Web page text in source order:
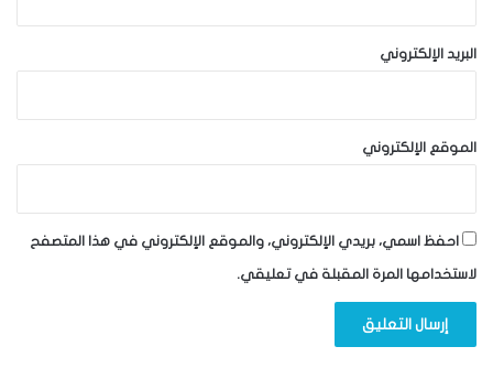
البريد الإلكتروني
الموقع الإلكتروني
احفظ اسمي، بريدي الإلكتروني، والموقع الإلكتروني في هذا المتصفح
لاستخدامها المرة المقبلة في تعليقي.